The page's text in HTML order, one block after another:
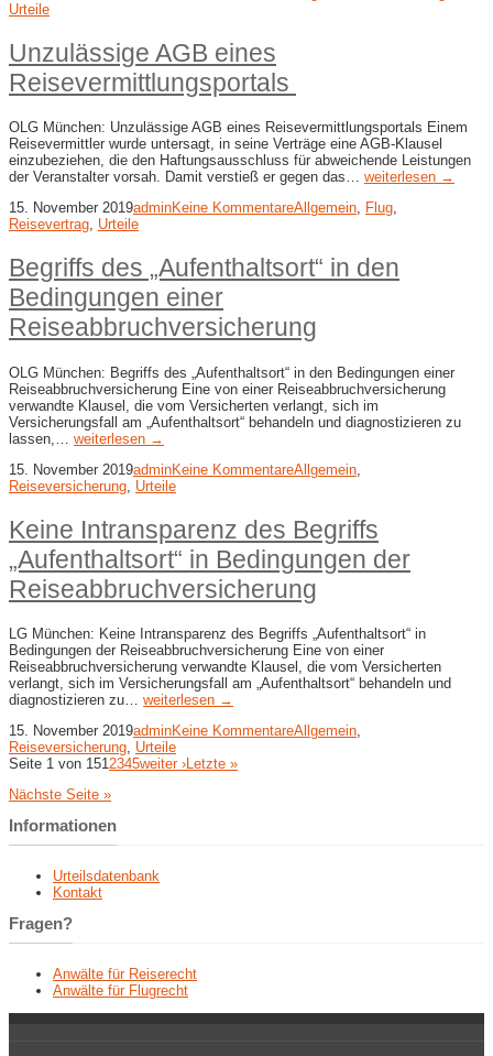
Urteile
Unzulässige AGB eines
Reisevermittlungsportals
OLG München: Unzulässige AGB eines Reisevermittlungsportals Einem
Reisevermittler wurde untersagt, in seine Verträge eine AGB-Klausel
einzubeziehen, die den Haftungsausschluss für abweichende Leistungen
der Veranstalter vorsah. Damit verstieß er gegen das… weiterlesen →
15. November 2019adminKeine KommentareAllgemein, Flug,
Reisevertrag, Urteile
Begriffs des „Aufenthaltsort“ in den
Bedingungen einer
Reiseabbruchversicherung
OLG München: Begriffs des „Aufenthaltsort“ in den Bedingungen einer
Reiseabbruchversicherung Eine von einer Reiseabbruchversicherung
verwandte Klausel, die vom Versicherten verlangt, sich im
Versicherungsfall am „Aufenthaltsort“ behandeln und diagnostizieren zu
lassen,… weiterlesen →
15. November 2019adminKeine KommentareAllgemein
Reiseversicherung Urteile
Keine Intransparenz des Begriffs
„Aufenthaltsort“ in Bedingungen der
Reiseabbruchversicherung
LG München: Keine Intransparenz des Begriffs „Aufenthaltsort“ in
Bedingungen der Reiseabbruchversicherung Eine von einer
Reiseabbruchversicherung verwandte Klausel, die vom Versicherten
verlangt, sich im Versicherungsfall am „Aufenthaltsort“ behandeln und
diagnostizieren zu… weiterlesen →
15. November 2019adminKeine KommentareAllgemein
Reiseversicherung Urteile
Seite 1 von 151 2345weiter ›Letzte »
Nächste Seite »
Informationen
Urteilsdatenbank
Kontakt
Fragen?
Anwälte für Reiserecht
Anwälte für Flugrecht